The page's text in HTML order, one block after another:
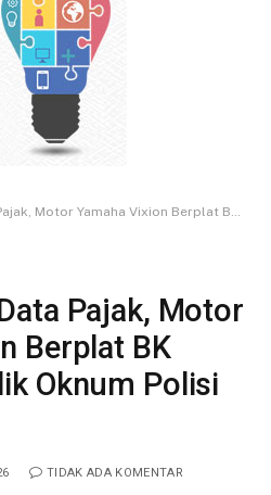
Vixion Berplat BK 3112 MAS Milik Oknum Polisi Disorot
Pajak, Motor
Berplat BK
Oknum Polisi
TIDAK ADA KOMENTAR